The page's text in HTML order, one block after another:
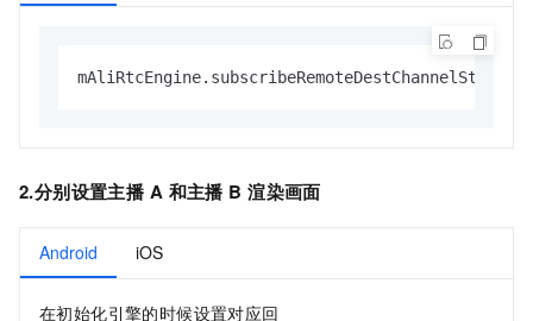
2.分别设置主播 A 和主播 B 渲染画面
Android iOS
在初始化引擎的时候设置对应回